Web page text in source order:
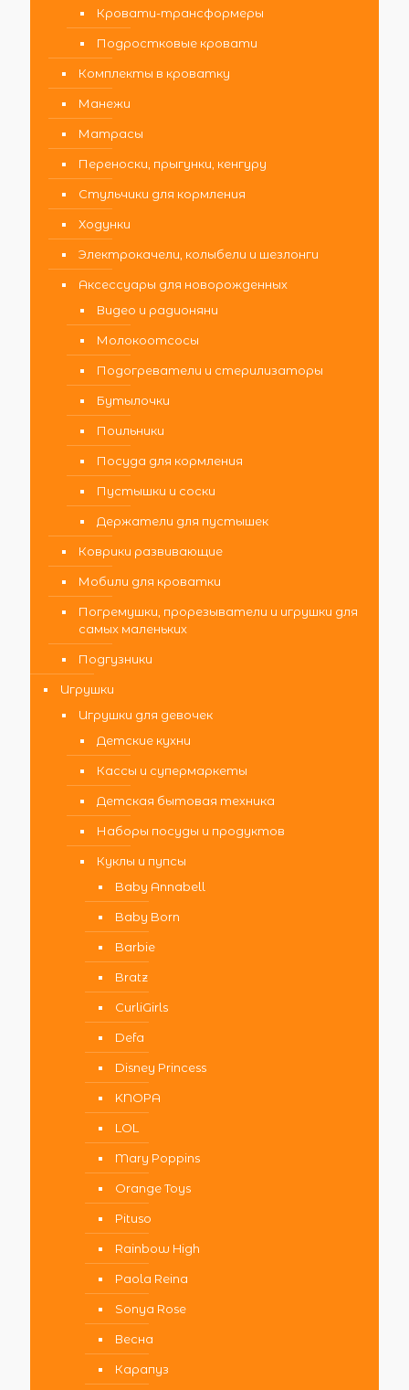
Кровати-трансформеры
Подростковые кровати
Комплекты в кроватку
Манежи
Матрасы
Переноски, прыгунки, кенгуру
Стульчики для кормления
Ходунки
Электрокачели, колыбели и шезлонги
Аксессуары для новорожденных
Видео и радионяни
Молокоотсосы
Подогреватели и стерилизаторы
Бутылочки
Поильники
Посуда для кормления
Пустышки и соски
Держатели для пустышек
Коврики развивающие
Мобили для кроватки
Погремушки, прорезыватели и игрушки для
самых маленьких
Подгузники
Игрушки
Игрушки для девочек
Детские кухни
Кассы и супермаркеты
Детская бытовая техника
Наборы посуды и продуктов
Куклы и пупсы
Baby Annabell
Baby Born
Barbie
Bratz
CurliGirls
Defa
Disney Princess
KNOPA
LOL
Mary Poppins
Orange Toys
Pituso
Rainbow High
Paola Reina
Sonya Rose
Весна
Карапуз